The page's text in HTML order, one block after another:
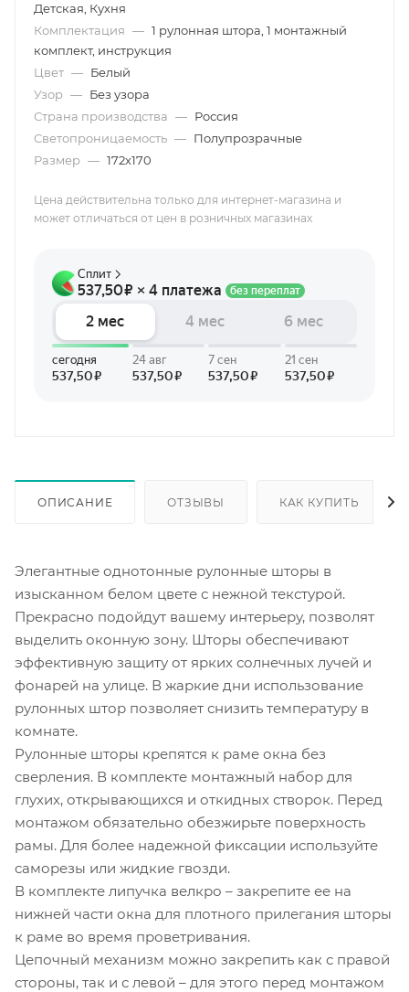
Детская, Кухня
Комплектация — 1 рулонная штора, 1 монтажный
комплект, инструкция
Цвет — Белый
Узор — Без узора
Страна производства — Россия
Светопроницаемость — Полупрозрачные
Размер — 172х170
Цена действительна только для интернет-магазина и
может отличаться от цен в розничных магазинах
ОПИСАНИЕ ОТЗЫВЫ КАК КУПИТЬ
Элегантные однотонные рулонные шторы в
изысканном белом цвете с нежной текстурой.
Прекрасно подойдут вашему интерьеру, позволят
выделить оконную зону. Шторы обеспечивают
эффективную защиту от ярких солнечных лучей и
фонарей на улице. В жаркие дни использование
рулонных штор позволяет снизить температуру в
комнате.
Рулонные шторы крепятся к раме окна без
сверления. В комплекте монтажный набор для
глухих, открывающихся и откидных створок. Перед
монтажом обязательно обезжирьте поверхность
рамы. Для более надежной фиксации используйте
саморезы или жидкие гвозди.
В комплекте липучка велкро – закрепите ее на
нижней части окна для плотного прилегания шторы
к раме во время проветривания.
Цепочный механизм можно закрепить как с правой
стороны, так и с левой – для этого перед монтажом